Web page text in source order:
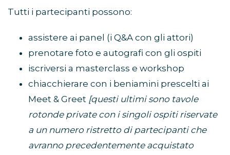
Tutti i partecipanti possono:
assistere ai panel (i Q&A con gli attori)
prenotare foto e autografi con gli ospiti
iscriversi a masterclass e workshop
chiacchierare con i beniamini prescelti ai
Meet & Greet [questi ultimi sono tavole
rotonde private con i singoli ospiti riservate
a un numero ristretto di partecipanti che
avranno precedentemente acquistato